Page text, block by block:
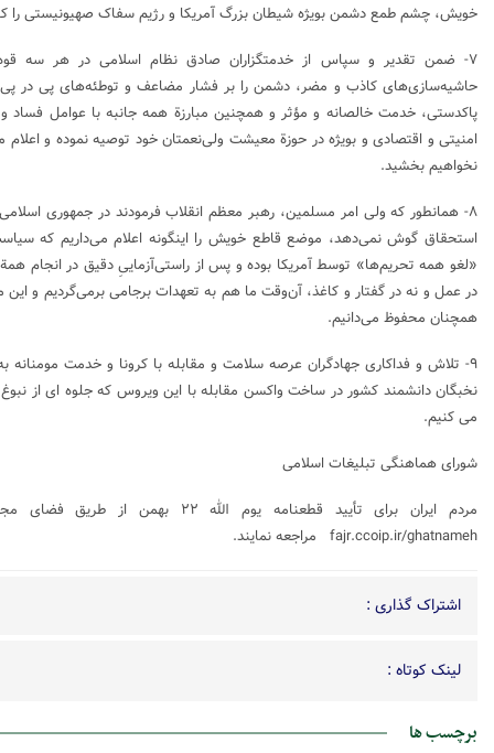
خویش، چشم طمع دشمن بویژه شیطان بزرگ آمریکا و رژیم سفاک صهیونیستی را
۷- ضمن تقدیر و سپاس از خدمتگزاران صادق نظام اسلامی در هر سه
حاشیه‌سازی‌های کاذب و مضر، دشمن را بر فشار مضاعف و توطئه‌های پی در پی
پاکدستی، خدمت خالصانه و مؤثر و همچنین مبارزة همه جانبه با عوامل
امنیتی و اقتصادی و بویژه در حوزة معیشت ولی‌نعمتان خود توصیه نموده و
نخواهیم بخشید.
۸- همانطور که ولی امر مسلمین، رهبر معظم انقلاب فرمودند در جمهوری
استحقاق گوش نمی‌دهد، موضع قاطع خویش را اینگونه اعلام می‌داریم که
«لغو همه تحریم‌ها» توسط آمریکا بوده و پس از راستی‌آزماییِ دقیق در انجام
در عمل و نه در گفتار و کاغذ، آن‌وقت ما هم به تعهدات برجامی برمی‌گردیم و
همچنان محفوظ می‌دانیم.
۹- تلاش و فداکاری جهادگران عرصه سلامت و مقابله با کرونا و خدمت مومنانه به
نخبگان دانشمند کشور در ساخت واکسن مقابله با این ویروس که جلوه ای از
می کنیم.
شورای هماهنگی تبلیغات اسلامی
مردم ایران برای تأیید قطعنامه یوم
fajr.ccoip.ir/ghatnameh مراجعه نمایند.
اشتراک گذاری :
لینک کوتاه :
برچسب ها